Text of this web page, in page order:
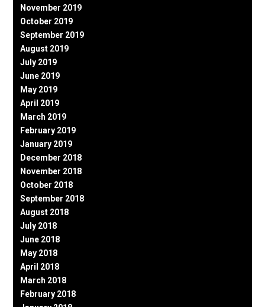
November 2019
October 2019
September 2019
August 2019
July 2019
June 2019
May 2019
April 2019
March 2019
February 2019
January 2019
December 2018
November 2018
October 2018
September 2018
August 2018
July 2018
June 2018
May 2018
April 2018
March 2018
February 2018